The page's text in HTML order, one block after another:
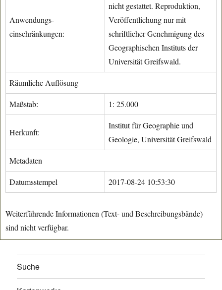
Anwendungs-
einschränkungen:
nicht gestattet. Reproduktion,
Veröffentlichung nur mit
schriftlicher Genehmigung des
Geographischen Instituts der
Universität Greifswald.
Räumliche Auflösung
Maßstab: 1: 25.000
Herkunft:
Institut für Geographie und
Geologie, Universität Greifswald
Metadaten
Datumsstempel 2017-08-24 10:53:30
Weiterführende Informationen (Text- und Beschreibungsbände)
sind nicht verfügbar.
Suche